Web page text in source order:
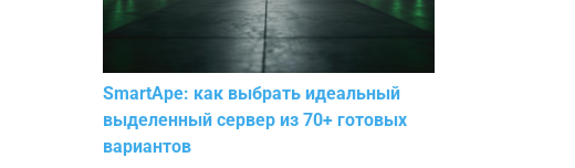
SmartApe: как выбрать идеальный
выделенный сервер из 70+ готовых
вариантов